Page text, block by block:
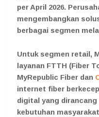
per April 2026.
mengembangkan
berbagai segmen
Untuk segmen retail,
layanan FTTH (Fiber
MyRepublic Fiber dan
internet fiber
digital yang dirancang
kebutuhan